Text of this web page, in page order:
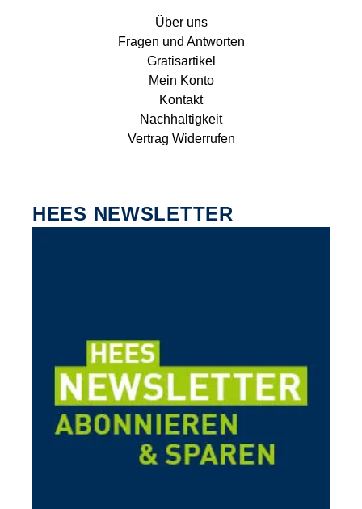
Über uns
Fragen und Antworten
Gratisartikel
Mein Konto
Kontakt
Nachhaltigkeit
Vertrag Widerrufen
HEES NEWSLETTER